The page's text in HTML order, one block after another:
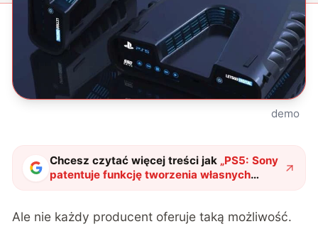
demo
Chcesz czytać więcej treści jak „PS5: Sony
patentuje funkcję tworzenia własnych
wersji demo przez graczy"?
Ale nie każdy producent oferuje taką możliwość.